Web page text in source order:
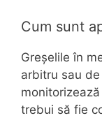
Cum sunt
Greșelile în
arbitru sau
trebui să fie